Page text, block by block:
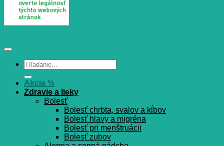
Hľadať:
Akcia %
Zdravie a lieky
Bolesť
Bolesť chrbta, svalov a kĺbov
Bolesť hlavy a migréna
Bolesť pri menštruácii
Bolesť zubov